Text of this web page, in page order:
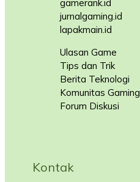
gamerank.id
jurnalgaming.id
lapakmain.id
Ulasan Game
Tips dan Trik
Berita Teknologi
Komunitas Gaming
Forum Diskusi
Kontak